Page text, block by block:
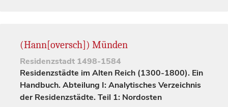
(Hann[oversch]) Münden
Residenzstadt 1498-1584
Residenzstädte im Alten Reich (1300-1800). Ein
Handbuch. Abteilung I: Analytisches Verzeichnis
der Residenzstädte. Teil 1: Nordosten